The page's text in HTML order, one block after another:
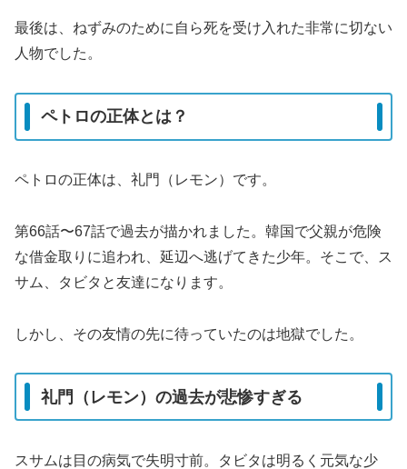
最後は、ねずみのために自ら死を受け入れた非常に切ない
人物でした。
ペトロの正体とは？
ペトロの正体は、礼門（レモン）です。
第66話〜67話で過去が描かれました。韓国で父親が危険
な借金取りに追われ、延辺へ逃げてきた少年。そこで、ス
サム、タビタと友達になります。
しかし、その友情の先に待っていたのは地獄でした。
礼門（レモン）の過去が悲惨すぎる
スサムは目の病気で失明寸前。タビタは明るく元気な少